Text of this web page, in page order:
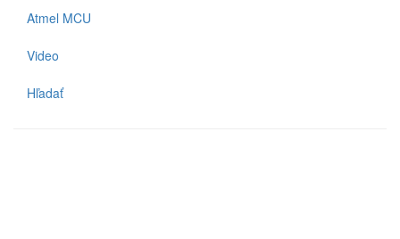
Atmel MCU
Video
Hľadať